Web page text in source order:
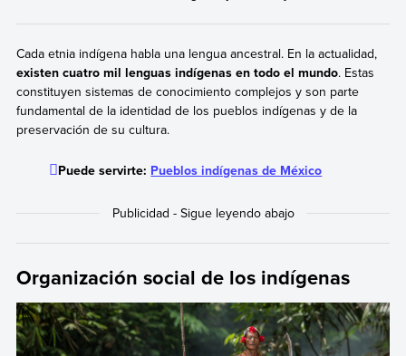
Cada etnia indígena habla una lengua ancestral. En la actualidad,
existen cuatro mil lenguas indígenas en todo el mundo. Estas
constituyen sistemas de conocimiento complejos y son parte
fundamental de la identidad de los pueblos indígenas y de la
preservación de su cultura.
Puede servirte: Pueblos indígenas de México
Organización social de los indígenas